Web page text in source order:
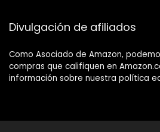
Divulgación de afiliados
Como Asociado de Amazon,
compras que califiquen en
información sobre nuestra política